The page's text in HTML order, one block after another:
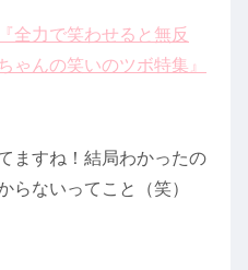
全力で笑わせると無反
んの笑いのツボ特集』
ますね！結局わかったの
らないってこと（笑）